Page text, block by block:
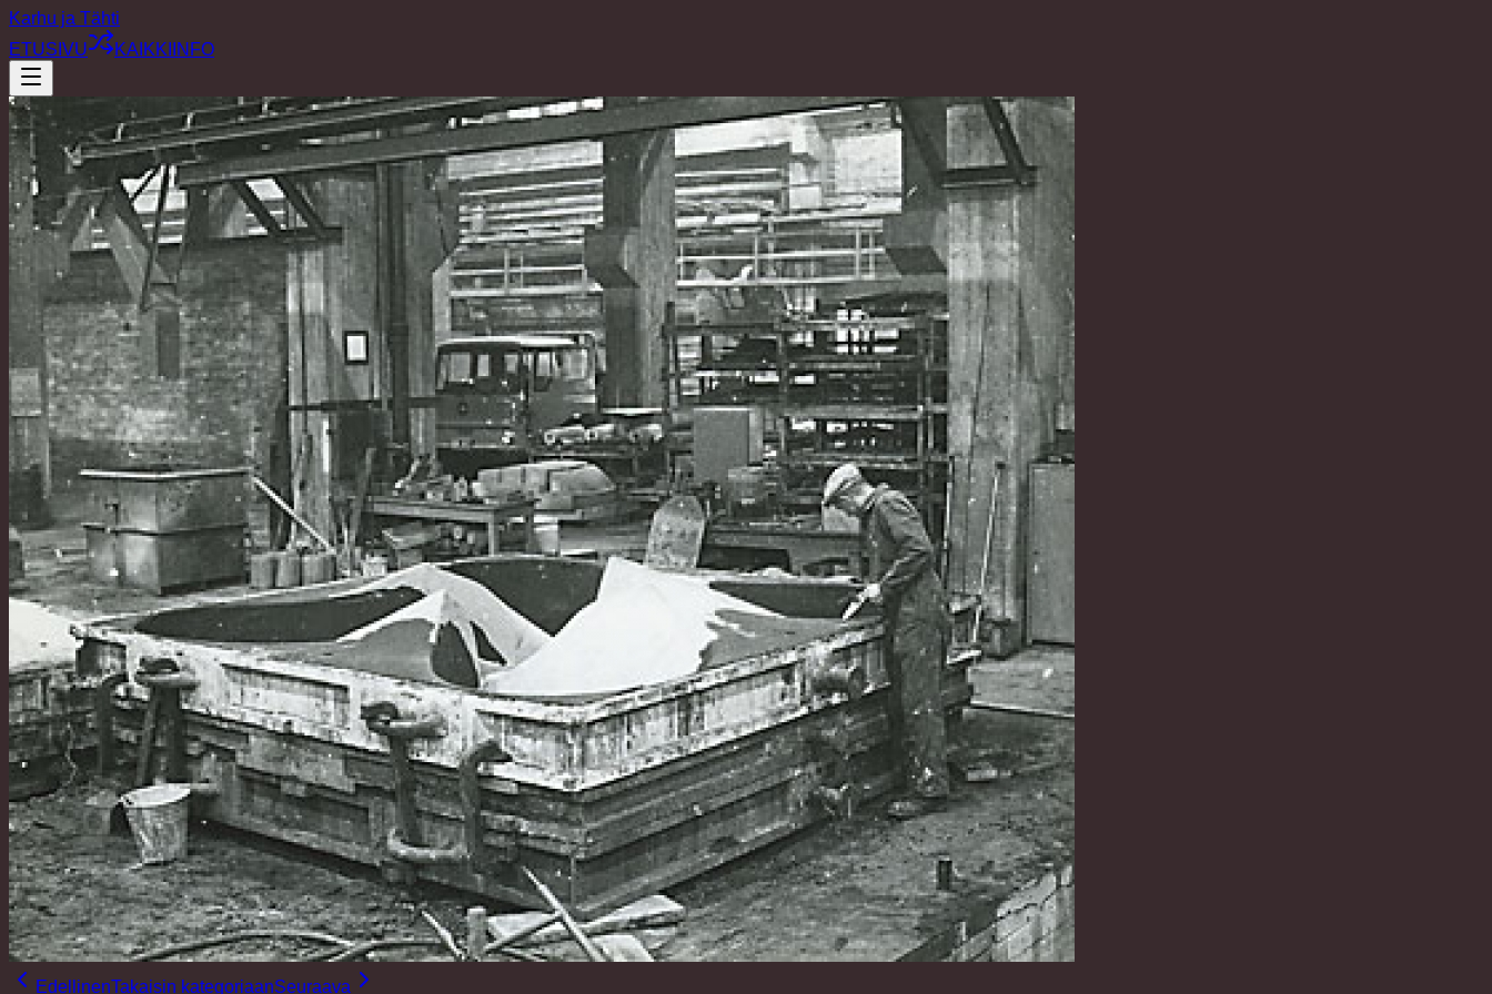
Karhu ja Tähti
ETUSIVU
KAIKKI INFO
EdellinenTakaisin kategoriaanSeuraava